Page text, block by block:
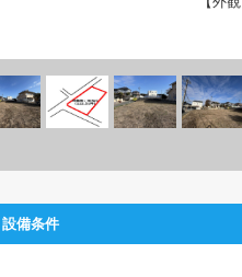
設備条件